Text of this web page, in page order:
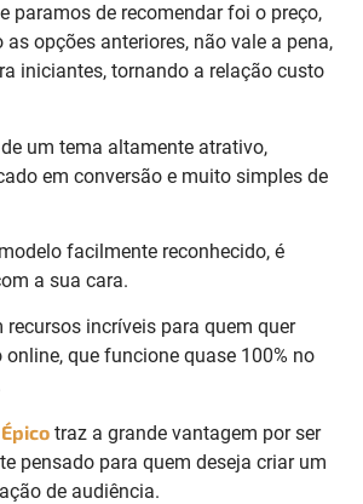
paramos de recomendar foi o preço,
opções anteriores, não vale a pena,
iniciantes, tornando a relação custo
um tema altamente atrativo,
em conversão e muito simples de
facilmente reconhecido, é
a sua cara.
recursos incríveis para quem quer
online, que funcione quase 100% no
Épico traz a grande vantagem por ser
pensado para quem deseja criar um
de audiência.